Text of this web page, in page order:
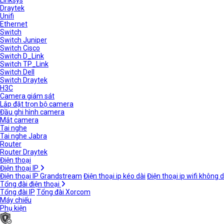
Draytek
Unifi
Ethernet
Switch
Switch Juniper
Switch Cisco
Switch D_Link
Switch TP_Link
Switch Dell
Switch Draytek
H3C
Camera giám sát
Lắp đặt trọn bộ camera
Đầu ghi hình camera
Mắt camera
Tai nghe
Tai nghe Jabra
Router
Router Draytek
Điện thoại
Điện thoại IP
Điện thoại IP Grandstream Điện thoại ip kéo dài Điện thoại ip wifi không
Tổng đài điện thoại
Tổng đài IP Tổng đài Xorcom
Máy chiếu
Phụ kiện